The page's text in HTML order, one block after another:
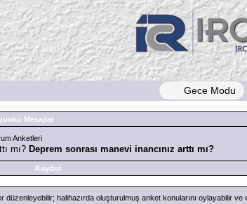
Gece Modu
Mesajlar
Anketleri
Deprem sonrası manevi inancınız arttı mı?
Kaydol
düzenleyebilir; halihazırda oluşturulmuş anket konularını oylayabilir ve